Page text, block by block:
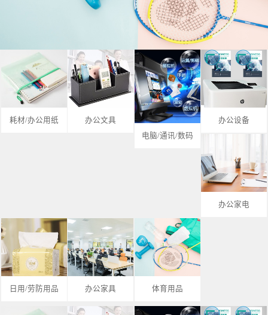
耗材/办公用纸
办公文具
电脑/通讯/数码
办公设备
办公家电
日用/劳防用品 办公家具 体育用品